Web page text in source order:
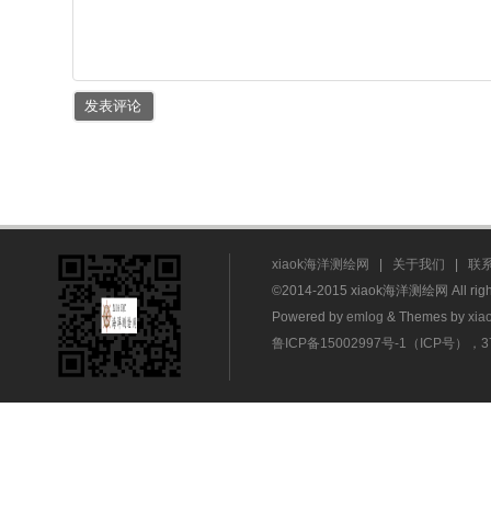
xiaok海洋测绘网 关于我们
联
©2014-2015 xiaok海洋测绘网 All
Powered by emlog & Themes by
鲁ICP备15002997号-1（ICP号），